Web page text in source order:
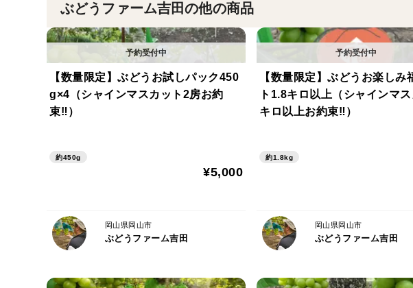
粒
赤
見
※
・
・
ぶどうファーム吉田の他の商品
【数量限定】ぶどうお試しパック450
g×4（シャインマスカット2房お約
束‼︎）
約450g
¥5,000
岡山県岡山市
ぶどうファーム吉田
【数量限定】ぶどうお楽しみ
ト1.8キロ以上（シャインマ
キロ以上お約束‼︎）
約1.8kg
岡山県岡山市
ぶどうファーム吉田